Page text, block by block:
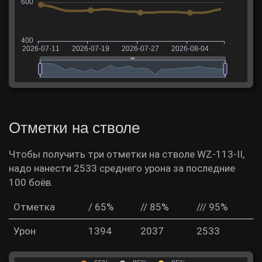
Отметки на стволе
Чтобы получить три отметки на стволе WZ-113-II,
надо нанести 2533 среднего урона за последние
100 боёв.
Отметка / 65% // 85% /// 95%
Урон 1394 2037 2533